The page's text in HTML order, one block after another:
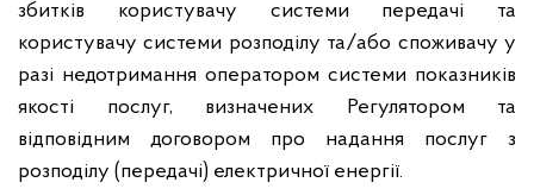
збитків користувачу системи передачі та
користувачу системи розподілу та/або споживачу у
разі недотримання оператором системи показників
якості послуг, визначених Регулятором та
відповідним договором про надання послуг з
розподілу (передачі) електричної енергії.